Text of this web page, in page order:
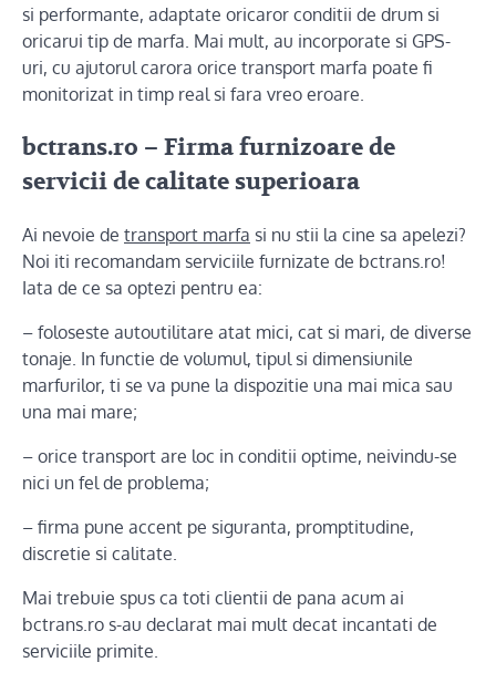
si performante, adaptate oricaror conditii de drum si
oricarui tip de marfa. Mai mult, au incorporate si GPS-
uri, cu ajutorul carora orice transport marfa poate fi
monitorizat in timp real si fara vreo eroare.
bctrans.ro – Firma furnizoare de
servicii de calitate superioara
Ai nevoie de transport marfa si nu stii la cine sa apelezi?
Noi iti recomandam serviciile furnizate de bctrans.ro!
Iata de ce sa optezi pentru ea:
– foloseste autoutilitare atat mici, cat si mari, de diverse
tonaje. In functie de volumul, tipul si dimensiunile
marfurilor, ti se va pune la dispozitie una mai mica sau
una mai mare;
– orice transport are loc in conditii optime, neivindu-se
nici un fel de problema;
– firma pune accent pe siguranta, promptitudine,
discretie si calitate.
Mai trebuie spus ca toti clientii de pana acum ai
bctrans.ro s-au declarat mai mult decat incantati de
serviciile primite.